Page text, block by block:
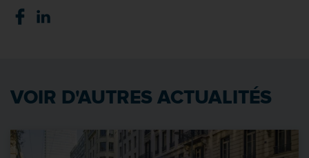
VOIR D'AUTRES ACTUALITÉS